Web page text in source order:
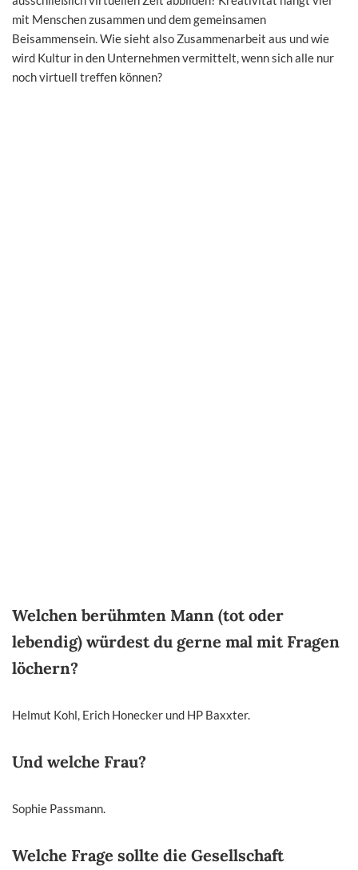
mit Menschen zusammen und dem gemeinsamen
Beisammensein. Wie sieht also Zusammenarbeit aus und wie
wird Kultur in den Unternehmen vermittelt, wenn sich alle nur
noch virtuell treffen können?
Welchen berühmten Mann (tot oder
lebendig) würdest du gerne mal mit Fragen
löchern?
Helmut Kohl, Erich Honecker und HP Baxxter.
Und welche Frau?
Sophie Passmann.
Welche Frage sollte die Gesellschaft